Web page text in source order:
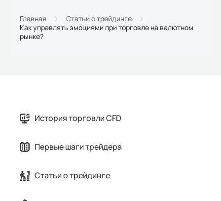
Платформы
Главная
Статьи о трейдинге
Как управлять эмоциями при торговле на валютном
рынке?
История торговли CFD
Первые шаги трейдера
Статьи о трейдинге